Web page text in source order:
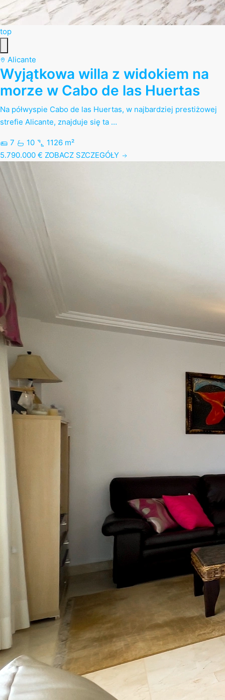
top
Alicante
Wyjątkowa willa z widokiem na
morze w Cabo de las Huertas
Na półwyspie Cabo de las Huertas, w najbardziej prestiżowej
strefie Alicante, znajduje się ta …
7 10
1126 m²
5.790.000 € ZOBACZ SZCZEGÓŁY